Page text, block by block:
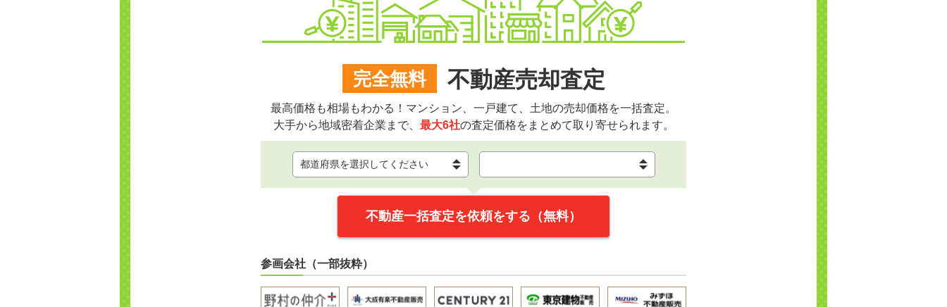
完全無料 不動産売却査定
最高価格も相場もわかる！マンション、一戸建て、土地の売却価格を一括査定。
大手から地域密着企業まで、 最大6社の査定価格をまとめて取り寄せられます。
不動産一括査定を依頼をする（無料）
参画会社（一部抜粋）